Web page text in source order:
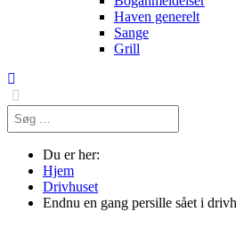
Haven generelt
Sange
Grill
Søg
…
Du er her:
Hjem
Drivhuset
Endnu en gang persille sået i